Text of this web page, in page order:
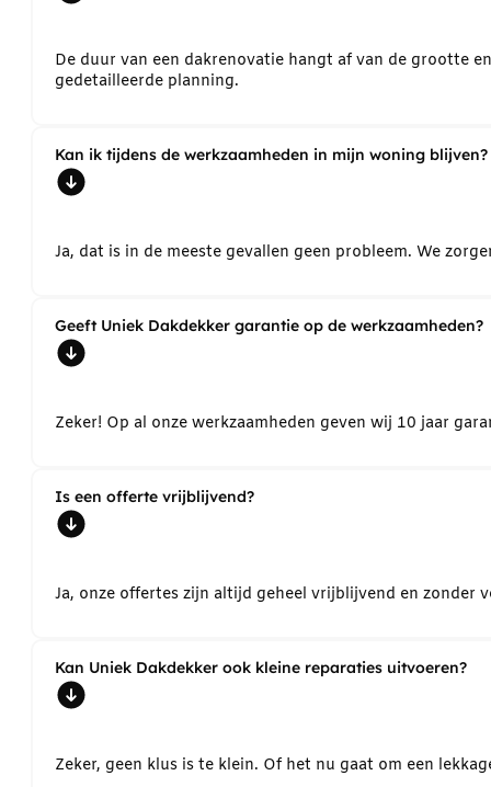
De duur van een dakrenovatie hangt af van de grootte
gedetailleerde planning.
Kan ik tijdens de werkzaamheden in mijn woning blijven?
Ja, dat is in de meeste gevallen geen probleem. We
Geeft Uniek Dakdekker garantie op de werkzaamheden?
Zeker! Op al onze werkzaamheden geven wij 10 jaar
Is een offerte vrijblijvend?
Ja, onze offertes zijn altijd geheel vrijblijvend en
Kan Uniek Dakdekker ook kleine reparaties uitvoeren?
Zeker, geen klus is te klein. Of het nu gaat om een